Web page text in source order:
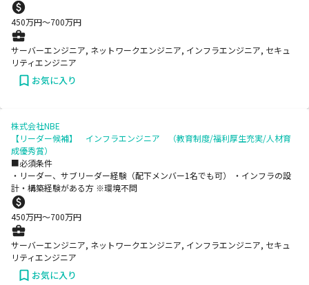
450万円〜700万円
サーバーエンジニア, ネットワークエンジニア, インフラエンジニア, セキュ
リティエンジニア
お気に入り
株式会社NBE
【リーダー候補】 インフラエンジニア （教育制度/福利厚生充実/人材育
成優秀賞）
■必須条件
・リーダー、サブリーダー経験（配下メンバー1名でも可） ・インフラの設
計・構築経験がある方 ※環境不問
450万円〜700万円
サーバーエンジニア, ネットワークエンジニア, インフラエンジニア, セキュ
リティエンジニア
お気に入り